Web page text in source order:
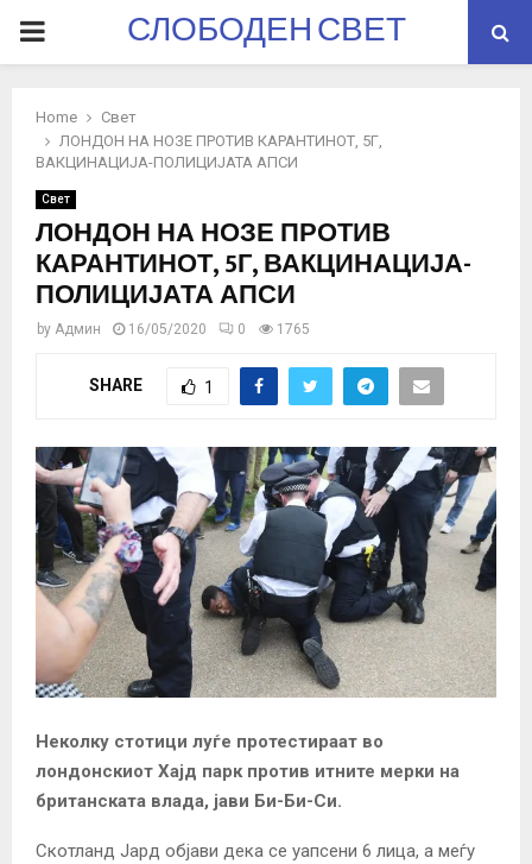
PRIMARYСЛОБОДЕН СВЕТ
Home
Свет
ЛОНДОН НА НОЗЕ ПРОТИВ КАРАНТИНОТ, 5Г,
ВАКЦИНАЦИЈА-ПОЛИЦИЈАТА АПСИ
Свет
ЛОНДОН НА НОЗЕ ПРОТИВ
КАРАНТИНОТ, 5Г, ВАКЦИНАЦИЈА-
ПОЛИЦИЈАТА АПСИ
by Админ 16/05/2020 0 1765
SHARE 1
Неколку стотици луѓе протестираат во
лондонскиот Хајд парк против итните мерки на
британската влада, јави Би-Би-Си.
Скотланд Јард објави дека се уапсени 6 лица, а меѓу